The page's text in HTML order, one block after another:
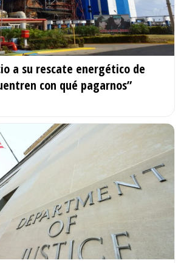
a su rescate energético de
con qué pagarnos”